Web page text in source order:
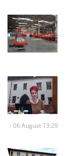
06 August 13:29